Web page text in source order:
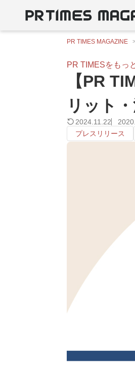
PR TIMES MAGAZINE
PR TIMESをもっ
【PR
リット
2024.11.22
プレスリリース